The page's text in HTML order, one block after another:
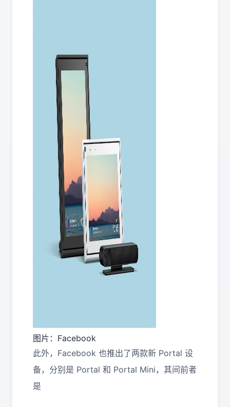
图片：Facebook
此外，Facebook 也推出了两款新 Portal 设
备，分别是 Portal 和 Portal Mini，其间前者
是